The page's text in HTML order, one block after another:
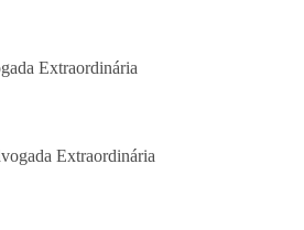
Extraordinária